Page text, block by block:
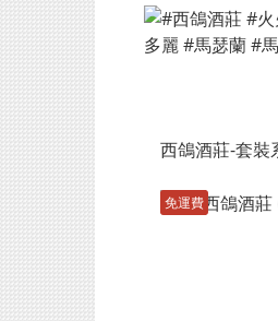
西鴿酒莊-套裝
免運費